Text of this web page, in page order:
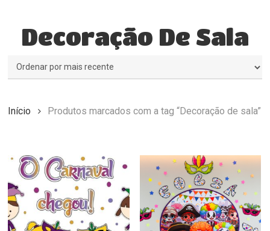
Decoração De Sala
Início Produtos marcados com a tag “Decoração de sala”